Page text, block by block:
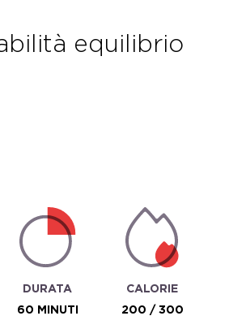
equilibrio
DURATA
60 MINUTI
CALORIE
200 / 300